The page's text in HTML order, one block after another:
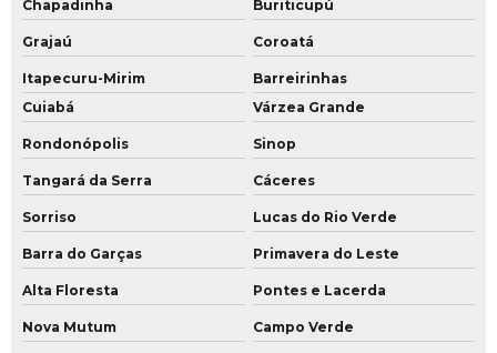
Chapadinha Buriticupú
Grajaú Coroatá
Itapecuru-Mirim
Barreirinhas
Cuiabá
Várzea Grande
Rondonópolis Sinop
Tangará da Serra Cáceres
Sorriso Lucas do Rio Verde
Barra do Garças Primavera do Leste
Alta Floresta Pontes e Lacerda
Nova Mutum Campo Verde